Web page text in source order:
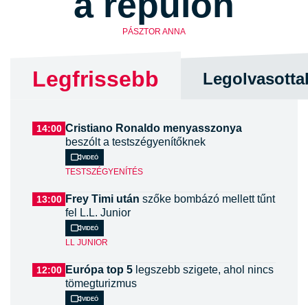
PÁSZTOR ANNA
Legfrissebb
14:00 Cristiano Ronaldo menyasszonya
beszólt a testszégyenítőknek
Videó
TESTSZÉGYENÍTÉS
13:00 Frey Timi után szőke bombázó mellett tűnt
fel L.L. Junior
Videó
LL JUNIOR
12:00 Európa top 5 legszebb szigete, ahol nincs
tömegturizmus
Videó